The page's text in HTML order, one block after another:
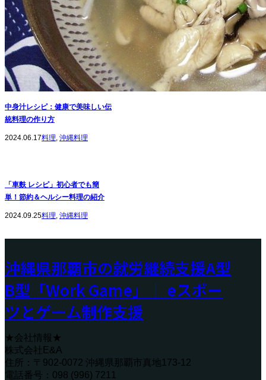
中身汁レシピ：健康で美味しい伝
統料理の作り方
2024.06.17料理, 沖縄料理
「車麩 レシピ」初心者でも簡
単！節約＆ヘルシー料理の紹介
2024.09.25料理, 沖縄料理
沖縄県那覇市の就労継続支援A型
B型「Work Game」｜ eスポー
ツとゲーム制作支援
★会社情報★
株式会社E&A
住所：〒902-0072 沖縄県那覇市真地173-12
電話番号：098 (996) 7211